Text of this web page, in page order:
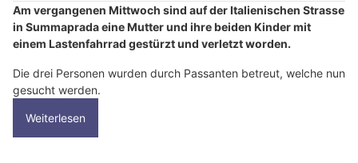
Am vergangenen Mittwoch sind auf der Italienischen Strasse
in Summaprada eine Mutter und ihre beiden Kinder mit
einem Lastenfahrrad gestürzt und verletzt worden.
Die drei Personen wurden durch Passanten betreut, welche nun
gesucht werden.
Weiterlesen